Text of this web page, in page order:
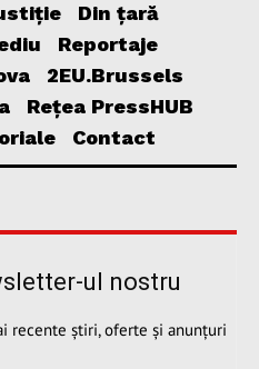
Din țară
Reportaje
2EU.Brussels
Rețea PressHUB
Contact
ul nostru
recente știri, oferte și anunțuri